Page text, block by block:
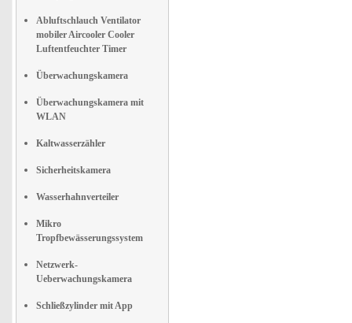
Abluftschlauch Ventilator
mobiler Aircooler Cooler
Luftentfeuchter Timer
Überwachungskamera
Überwachungskamera mit
WLAN
Kaltwasserzähler
Sicherheitskamera
Wasserhahnverteiler
Mikro
Tropfbewässerungssystem
Netzwerk-
Ueberwachungskamera
Schließzylinder mit App